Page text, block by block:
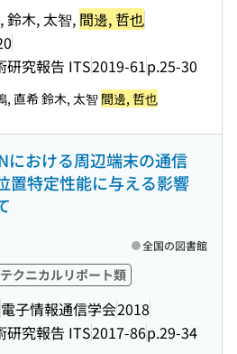
鈴木, 太智, 間邊, 哲也
研究報告 ITS2019-61p.25-30
, 直希 鈴木, 太智 間邊, 哲也
における周辺端末の通信
置特定性能に与える影響
クニカルリポート類
電子情報通信学会2018
研究報告 ITS2017-86p.29-34
全国の図書館